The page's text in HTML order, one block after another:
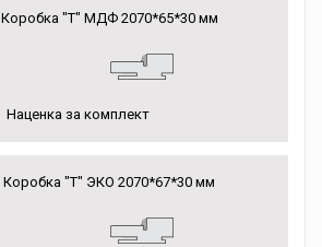
Коробка "Т" МДФ 2070*65*30 мм
Наценка за комплект
Коробка "Т" ЭКО 2070*67*30 мм